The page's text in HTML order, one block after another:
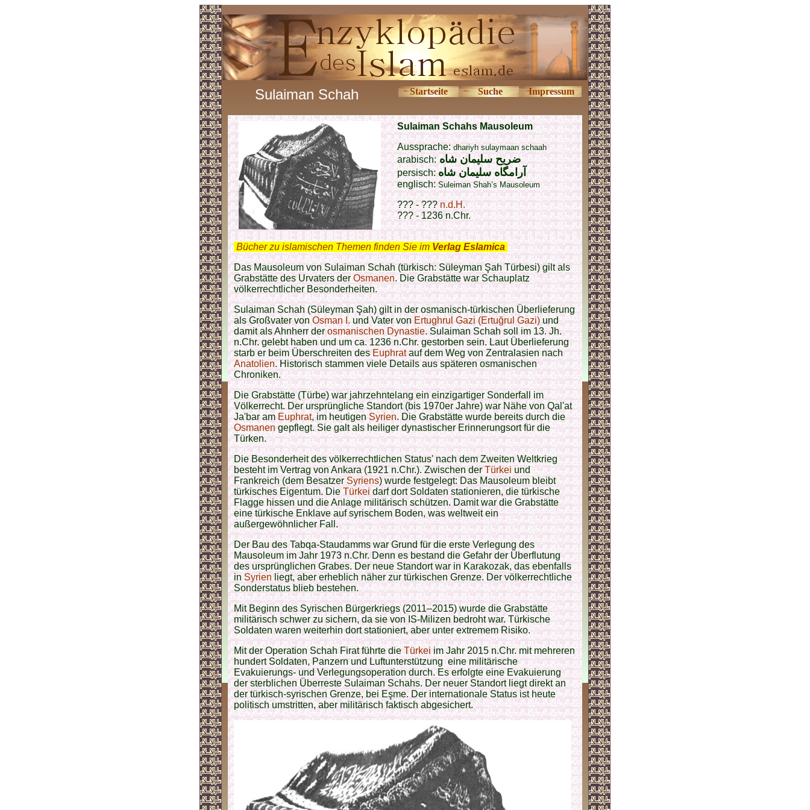
Sulaiman Schah Startseite Suche Impressum
Sulaiman Schahs Mausoleum
Aussprache:dhariyh sulaymaan schaah
arabisch: ضريح سليمان شاه
persisch:آرامگاه سلیمان شاه
englisch:Suleiman Shah’s Mausoleum
??? - ??? n.d.H.
??? - 1236 n.Chr.
Bücher zu islamischen Themen finden Sie im Verlag Eslamica
Das Mausoleum von Sulaiman Schah (türkisch: Süleyman Şah Türbesi) gilt als
Grabstätte des Urvaters derOsmanen. Die Grabstätte war Schauplatz
völkerrechtlicher Besonderheiten.
Sulaiman Schah (Süleyman Şah) gilt in der osmanisch-türkischen Überlieferung
als Großvater vonOsman I.und Vater vonErtughrul Gazi (Ertuğrul Gazi)und
damit als Ahnherr derosmanischen Dynastie. Sulaiman Schah soll im 13. Jh.
n.Chr. gelebt haben und um ca. 1236 n.Chr. gestorben sein. Laut Überlieferung
starb er beim Überschreiten desEuphratauf dem Weg von Zentralasien nach
Anatolien. Historisch stammen viele Details aus späteren osmanischen
Chroniken.
Die Grabstätte (Türbe) war jahrzehntelang ein einzigartiger Sonderfall im
Völkerrecht. Der ursprüngliche Standort (bis 1970er Jahre) war Nähe von Qal'at
Ja'bar amEuphrat, im heutigenSyrien. Die Grabstätte wurde bereits durch die
Osmanengepflegt. Sie galt als heiliger dynastischer Erinnerungsort für die
Türken.
Die Besonderheit des völkerrechtlichen Status' nach dem Zweiten Weltkrieg
besteht im Vertrag von Ankara (1921 n.Chr.). Zwischen derTürkeiund
Frankreich (dem BesatzerSyriens) wurde festgelegt: Das Mausoleum bleibt
türkisches Eigentum. DieTürkeidarf dort Soldaten stationieren, die türkische
Flagge hissen und die Anlage militärisch schützen. Damit war die Grabstätte
eine türkische Enklave auf syrischem Boden, was weltweit ein
außergewöhnlicher Fall.
Der Bau des Tabqa-Staudamms war Grund für die erste Verlegung des
Mausoleum im Jahr 1973 n.Chr. Denn es bestand die Gefahr der Überflutung
des ursprünglichen Grabes. Der neue Standort war in Karakozak, das ebenfalls
inSyrienliegt, aber erheblich näher zur türkischen Grenze. Der völkerrechtliche
Sonderstatus blieb bestehen.
Mit Beginn des Syrischen Bürgerkriegs (2011–2015) wurde die Grabstätte
militärisch schwer zu sichern, da sie von IS-Milizen bedroht war. Türkische
Soldaten waren weiterhin dort stationiert, aber unter extremem Risiko.
Mit der Operation Schah Firat führte dieTürkeiim Jahr 2015 n.Chr. mit mehreren
hundert Soldaten, Panzern und Luftunterstützung eine militärische
Evakuierungs- und Verlegungsoperation durch. Es erfolgte eine Evakuierung
der sterblichen Überreste Sulaiman Schahs. Der neuer Standort liegt direkt an
der türkisch-syrischen Grenze, bei Eşme. Der internationale Status ist heute
politisch umstritten, aber militärisch faktisch abgesichert.